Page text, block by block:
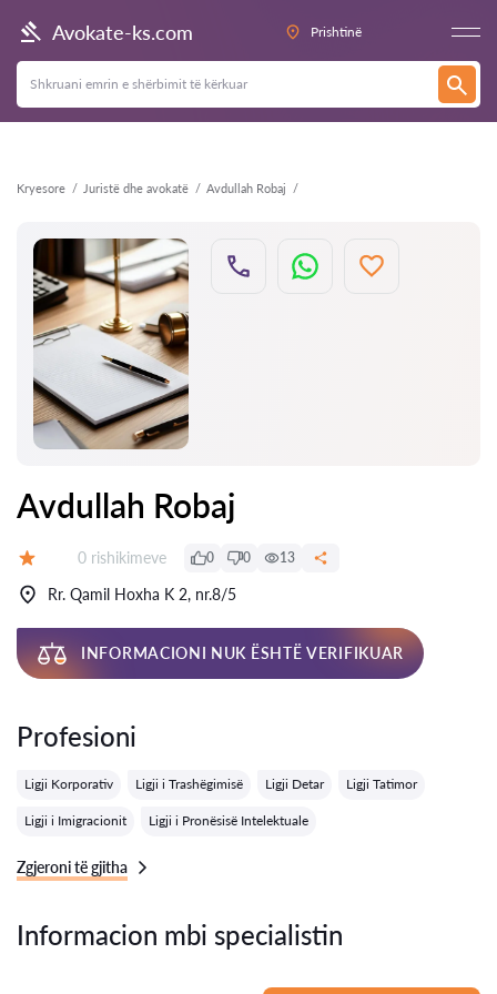
Avokate-ks.com Prishtinë
Kryesore Juristë dhe avokatë Avdullah Robaj
Kthehu
Avdullah Robaj
Rishikime:
0 rishikimeve 0 0 13
Rr. Qamil Hoxha K 2, nr.8/5
INFORMACIONI NUK ËSHTË VERIFIKUAR
Profesioni
Ligji Korporativ Ligji i Trashëgimisë Ligji Detar Ligji Tatimor
Ligji i Imigracionit Ligji i Pronësisë Intelektuale
Zgjeroni të gjitha
Informacion mbi specialistin